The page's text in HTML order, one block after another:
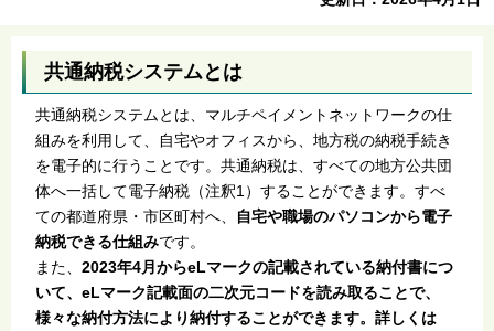
共通納税システムとは
共通納税システムとは、マルチペイメントネットワークの仕
組みを利用して、自宅やオフィスから、地方税の納税手続き
を電子的に行うことです。共通納税は、すべての地方公共団
体へ一括して電子納税（注釈1）することができます。すべ
ての都道府県・市区町村へ、
自宅や職場のパソコンから電子
納税できる仕組みです。
また、 2023年4月からeLマークの記載されている納付書につ
いて、eLマーク記載面の二次元コードを読み取ることで、
様々な納付方法により納付することができます。詳しくは